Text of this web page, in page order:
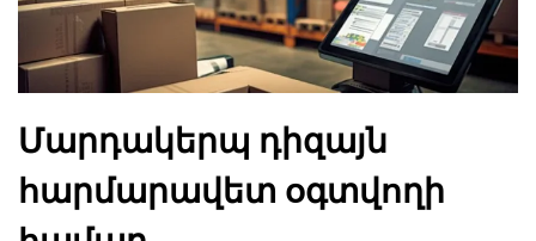
Մարդակերպ դիզայն
հարմարավետ օգտվողի